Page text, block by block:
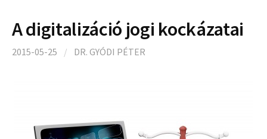
A digitalizáció jogi kockázatai
2015-05-25 / DR. GYÓDI PÉTER